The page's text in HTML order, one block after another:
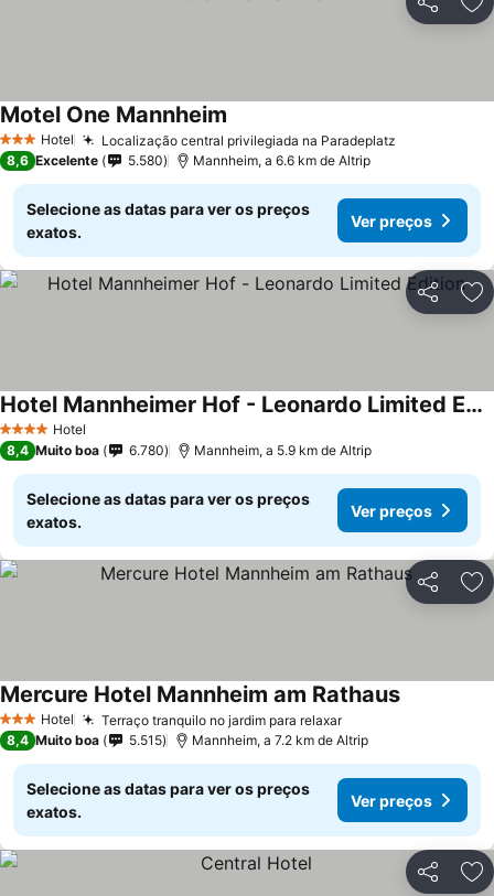
Partilhar
3 EstrelasHotel Localização central privilegiada na Paradeplatz
Motel One Mannheim
8,6 Excelente 5.580 Mannheim, a 6.6 km de Altrip
Selecione as datas para ver os preços
exatos.
Ver preços
Partilhar
4 EstrelasHotel
Hotel Mannheimer Hof - Leonardo Limited Edition
8,4 Muito boa 6.780 Mannheim, a 5.9 km de Altrip
Selecione as datas para ver os preços
exatos.
Ver preços
Partilhar
3 EstrelasHotel Terraço tranquilo no jardim para relaxar
Mercure Hotel Mannheim am Rathaus
8,4 Muito boa 5.515 Mannheim, a 7.2 km de Altrip
Selecione as datas para ver os preços
exatos.
Ver preços
Partilhar